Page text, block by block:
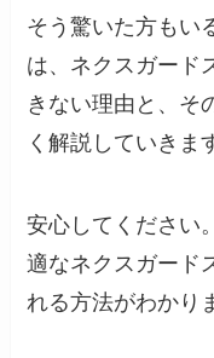
そう驚いた方もい
は、ネクスガード
きない理由と、そ
く解説していきま
安心してください
適なネクスガード
れる方法がわかり